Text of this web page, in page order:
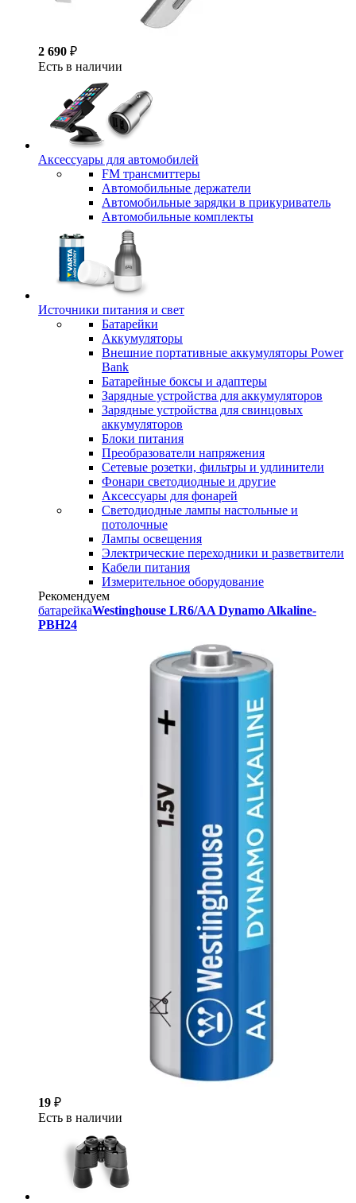
2 690 ₽
Есть в наличии
Аксессуары для автомобилей
FM трансмиттеры
Автомобильные держатели
Автомобильные зарядки в прикуриватель
Автомобильные комплекты
Источники питания и свет
Батарейки
Аккумуляторы
Внешние портативные аккумуляторы Power
Bank
Батарейные боксы и адаптеры
Зарядные устройства для аккумуляторов
Зарядные устройства для свинцовых
аккумуляторов
Блоки питания
Преобразователи напряжения
Сетевые розетки, фильтры и удлинители
Фонари светодиодные и другие
Аксессуары для фонарей
Светодиодные лампы настольные и
потолочные
Лампы освещения
Электрические переходники и разветвители
Кабели питания
Измерительное оборудование
Рекомендуем
батарейкаWestinghouse LR6/AA Dynamo Alkaline-
PBH24
19 ₽
Есть в наличии